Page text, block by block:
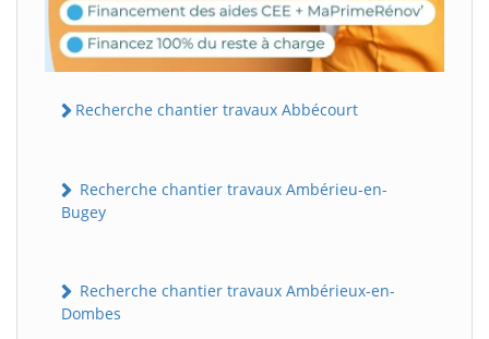
Recherche chantier travaux Abbécourt
Recherche chantier travaux Ambérieu-en-
Bugey
Recherche chantier travaux Ambérieux-en-
Dombes